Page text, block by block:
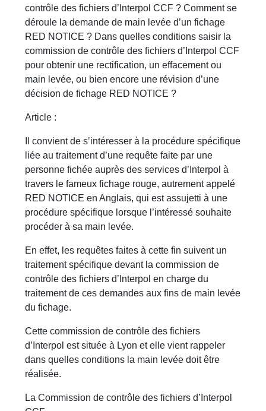
contrôle des fichiers d’Interpol CCF ? Comment se
déroule la demande de main levée d’un fichage
RED NOTICE ? Dans quelles conditions saisir la
commission de contrôle des fichiers d’Interpol CCF
pour obtenir une rectification, un effacement ou
main levée, ou bien encore une révision d’une
décision de fichage RED NOTICE ?
Article :
Il convient de s’intéresser à la procédure spécifique
liée au traitement d’une requête faite par une
personne fichée auprès des services d’Interpol à
travers le fameux fichage rouge, autrement appelé
RED NOTICE en Anglais, qui est assujetti à une
procédure spécifique lorsque l’intéressé souhaite
procéder à sa main levée.
En effet, les requêtes faites à cette fin suivent un
traitement spécifique devant la commission de
contrôle des fichiers d’Interpol en charge du
traitement de ces demandes aux fins de main levée
du fichage.
Cette commission de contrôle des fichiers
d’Interpol est située à Lyon et elle vient rappeler
dans quelles conditions la main levée doit être
réalisée.
La Commission de contrôle des fichiers d’Interpol